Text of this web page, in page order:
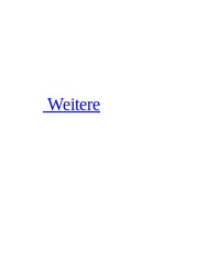
Weitere